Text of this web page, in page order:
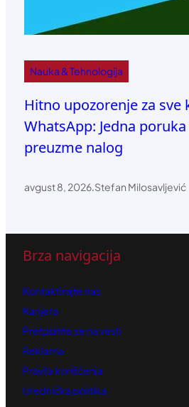
Nauka & Tehnologija
Hitno upozorenje za sve
WhatsApp: Jedna
preuzme nalog
avgust 8, 2026.Stefan Milosavljević
Brza navigacija
Kontaktirajte nas
Karijera
Pretplatite se na vesti
Reklama
Pravila korišćenja
Urednička politika